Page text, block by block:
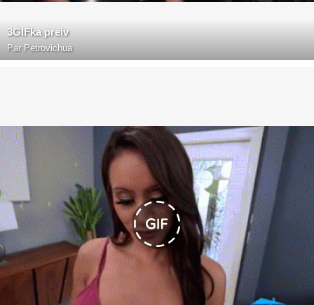
3GIFka preiv
Par Petrovichua